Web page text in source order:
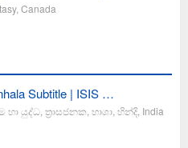
, Canada
Subtitle | ISIS …
හා යුද්ධ ත්‍රාසජනක භාශා හින්දි India